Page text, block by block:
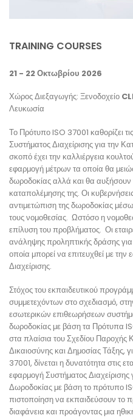
TRAINING COURSES
21 - 22 Οκτωβρίου 2026
Χώρος Διεξαγωγής: Ξενοδοχείο
Λευκωσία
Το Πρότυπο ISO 37001 καθορίζει
Συστήματος Διαχείρισης για την
σκοπό έχει την καλλιέργεια
εφαρμογή μέτρων τα οποία θα
δωροδοκίας αλλά και θα αυξήσουν
καταπολέμησης της. Οι
αντιμετώπιση της δωροδοκίας
τους νομοθεσίας. Ωστόσο η
επίλυση του προβλήματος. Οι
ανάληψης προληπτικής δράσης
οποία μπορεί να επιτευχθεί με
Διαχείρισης.
Στόχος του εκπαιδευτικού
συμμετεχόντων στο σχεδιασμό,
εσωτερικών επιθεωρήσεων
δωροδοκίας με βάση τα Πρότυπα
στα πλαίσια του Σχεδίου Παροχής
Δικαιοσύνης και Δημοσίας Τάξης,
37001, δίνεται η δυνατότητα στις
εφαρμογή Συστήματος
Δωροδοκίας με βάση το πρότυπο
πιστοποίηση να εκπαιδεύσουν το
διαφάνεια και προάγοντας μια